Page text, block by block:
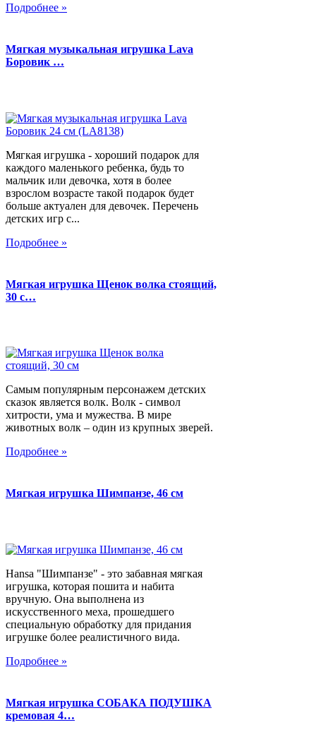
Подробнее »
Мягкая музыкальная игрушка Lava
Боровик …
Мягкая игрушка - хороший подарок для
каждого маленького ребенка, будь то
мальчик или девочка, хотя в более
взрослом возрасте такой подарок будет
больше актуален для девочек. Перечень
детских игр с...
Подробнее »
Мягкая игрушка Щенок волка стоящий,
30 с…
Самым популярным персонажем детских
сказок является волк. Волк - символ
хитрости, ума и мужества. В мире
животных волк – один из крупных зверей.
Подробнее »
Мягкая игрушка Шимпанзе, 46 см
Hansa "Шимпанзе" - это забавная мягкая
игрушка, которая пошита и набита
вручную. Она выполнена из
искусственного меха, прошедшего
специальную обработку для придания
игрушке более реалистичного вида.
Подробнее »
Мягкая игрушка СОБАКА ПОДУШКА
кремовая 4…